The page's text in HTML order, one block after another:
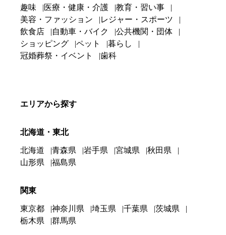
趣味
医療・健康・介護
教育・習い事
美容・ファッション
レジャー・スポーツ
飲食店
自動車・バイク
公共機関・団体
ショッピング
ペット
暮らし
冠婚葬祭・イベント
歯科
エリアから探す
北海道・東北
北海道 青森県 岩手県 宮城県
秋田県
山形県
福島県
関東
東京都 神奈川県 埼玉県 千葉県
茨城県
栃木県
群馬県